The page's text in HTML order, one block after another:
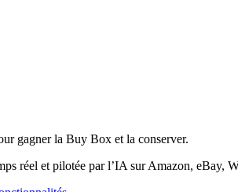
gagner la Buy Box et la conserver.
réel et pilotée par l’IA sur Amazon, eBay,